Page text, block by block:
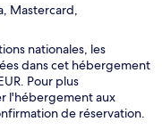
Mastercard,
nationales, les
dans cet hébergement
Pour plus
l'hébergement aux
de réservation.